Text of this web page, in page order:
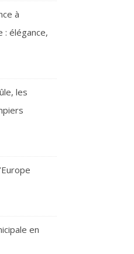
à
: élégance,
les
en